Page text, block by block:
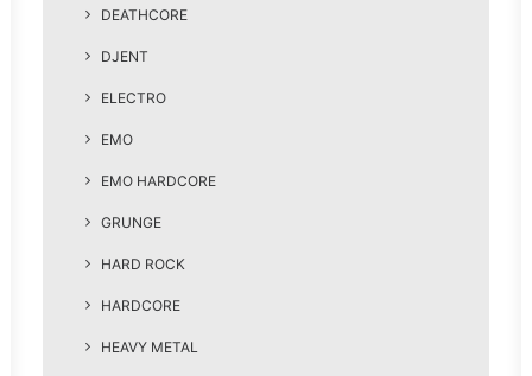
DEATHCORE
DJENT
ELECTRO
EMO
EMO HARDCORE
GRUNGE
HARD ROCK
HARDCORE
HEAVY METAL